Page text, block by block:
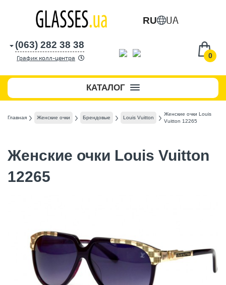
RU UA
0
(063) 282 38 38
График колл-центра
КАТАЛОГ
Главная Женские очки Брендовые Louis Vuitton
Женские очки Louis
Vuitton 12265
Женские очки Louis Vuitton
12265